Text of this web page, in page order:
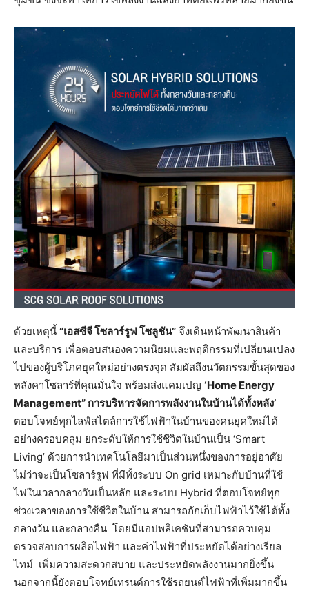
ด้วยเหตุนี้ “เอสซีจี โซลาร์รูฟ โซลูชัน” จึงเดินหน้าพัฒนาสินค้า
และบริการ เพื่อตอบสนองความนิยมและพฤติกรรมที่เปลี่ยนแปลง
ไปของผู้บริโภคยุคใหม่อย่างตรงจุด สัมผัสถึงนวัตกรรมขั้นสุดของ
หลังคาโซลาร์ที่คุณมั่นใจ พร้อมส่งแคมเปญ ‘Home Energy
Management” การบริหารจัดการพลังงานในบ้านได้ทั้งหลัง’
ตอบโจทย์ทุกไลฟ์สไตล์การใช้ไฟฟ้าในบ้านของคนยุคใหม่ได้
อย่างครอบคลุม ยกระดับให้การใช้ชีวิตในบ้านเป็น ‘Smart
Living’ ด้วยการนำเทคโนโลยีมาเป็นส่วนหนึ่งของการอยู่อาศัย
ไม่ว่าจะเป็นโซลาร์รูฟ ที่มีทั้งระบบ On grid เหมาะกับบ้านที่ใช้
ไฟในเวลากลางวันเป็นหลัก และระบบ Hybrid ที่ตอบโจทย์ทุก
ช่วงเวลาของการใช้ชีวิตในบ้าน สามารถกักเก็บไฟฟ้าไว้ใช้ได้ทั้ง
กลางวัน และกลางคืน โดยมีแอปพลิเคชันที่สามารถควบคุม
ตรวจสอบการผลิตไฟฟ้า และค่าไฟฟ้าที่ประหยัดได้อย่างเรียล
ไทม์ เพิ่มความสะดวกสบาย และประหยัดพลังงานมากยิ่งขึ้น
นอกจากนี้ยังตอบโจทย์เทรนด์การใช้รถยนต์ไฟฟ้าที่เพิ่มมากขึ้น